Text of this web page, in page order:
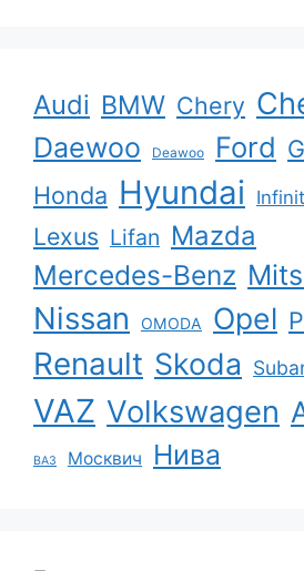
Audi BMW Chery
Daewoo Deawoo Ford
Honda Hyundai
Lexus Lifan Mazda
Mercedes-Benz
Nissan OMODA Opel
Renault Skoda
VAZ Volkswagen
ВАЗ Москвич Нива